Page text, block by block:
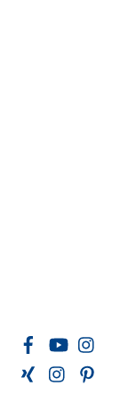
FacebookYouTube
Xing
LinkedIn